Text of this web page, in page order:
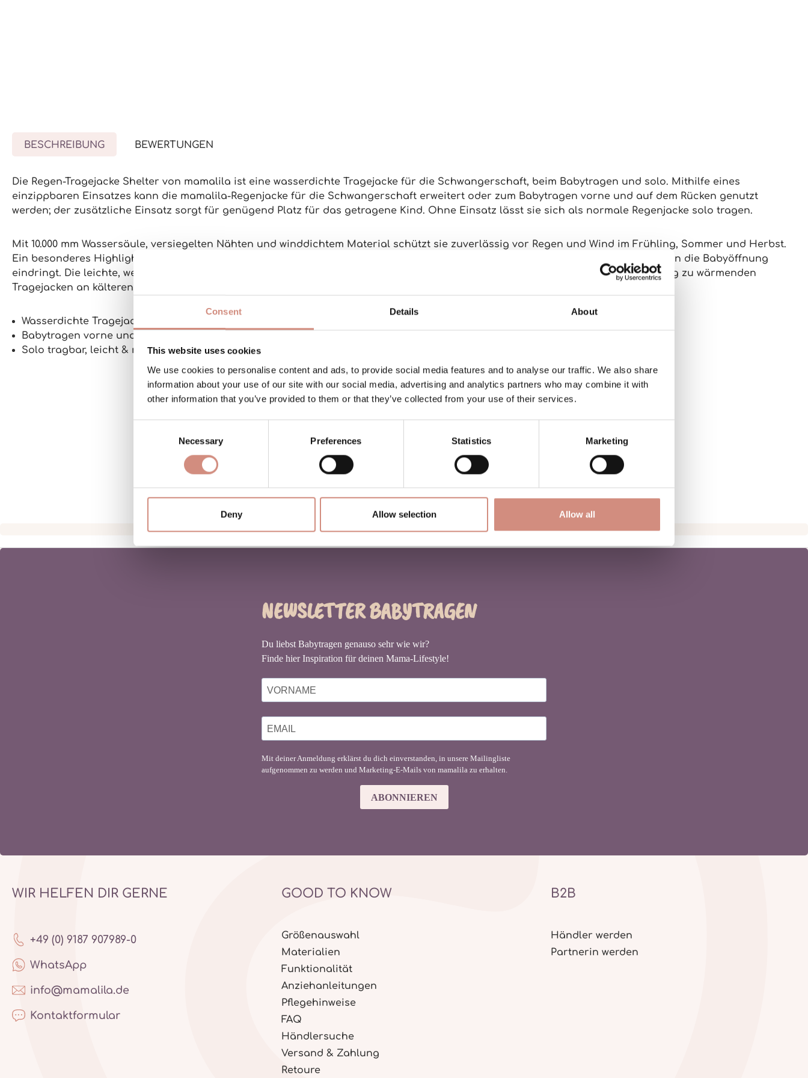
Consent Details About
This website uses cookies
We use cookies to personalise content and ads, to provide social media features and to analyse our traffic. We also share
information about your use of our site with our social media, advertising and analytics partners who may combine it with
other information that you’ve provided to them or that they’ve collected from your use of their services.
Necessary Preferences Statistics Marketing
Deny Allow selection Allow all
BESCHREIBUNG BEWERTUNGEN
Die Regen-Tragejacke Shelter von mamalila ist eine wasserdichte Tragejacke für die Schwangerschaft, beim Babytragen und solo. Mithilfe eines
einzippbaren Einsatzes kann die mamalila-Regenjacke für die Schwangerschaft erweitert oder zum Babytragen vorne und auf dem Rücken genutzt
werden; der zusätzliche Einsatz sorgt für genügend Platz für das getragene Kind. Ohne Einsatz lässt sie sich als normale Regenjacke solo tragen.
Mit 10.000 mm Wassersäule, versiegelten Nähten und winddichtem Material schützt sie zuverlässig vor Regen und Wind im Frühling, Sommer und Herbst.
Ein besonderes Highlight ist das eigens entwickelte, wasserdichte Regendach für das Baby, das verhindert, dass Regen von oben in die Babyöffnung
eindringt. Die leichte, weiche und schadstofffreie Tragejacke ist kompakt verstaubar und ideal für Alltag, Reisen und als Ergänzung zu wärmenden
Tragejacken an kälteren Tagen.
Wasserdichte Tragejacke für Schwangerschaft und Babytragen
Babytragen vorne und hinten möglich, auch solo tragbar
Solo tragbar, leicht & nachhaltig
NEWSLETTER BABYTRAGEN
Du liebst Babytragen genauso sehr wie wir?
Finde hier Inspiration für deinen Mama-Lifestyle!
Mit deiner Anmeldung erklärst du dich einverstanden, in unsere Mailingliste
aufgenommen zu werden und Marketing-E-Mails von mamalila zu erhalten.
ABONNIEREN
WIR HELFEN DIR GERNE
+49 (0) 9187 907989-0
WhatsApp
info@mamalila.de
Kontaktformular
GOOD TO KNOW
Größenauswahl
Materialien
Funktionalität
Anziehanleitungen
Pflegehinweise
FAQ
Händlersuche
Versand & Zahlung
Retoure
B2B
Händler werden
Partnerin werden